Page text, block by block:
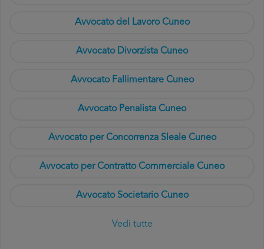
Avvocato del Lavoro Cuneo
Avvocato Divorzista Cuneo
Avvocato Fallimentare Cuneo
Avvocato Penalista Cuneo
Avvocato per Concorrenza Sleale Cuneo
Avvocato per Contratto Commerciale Cuneo
Avvocato Societario Cuneo
Vedi tutte